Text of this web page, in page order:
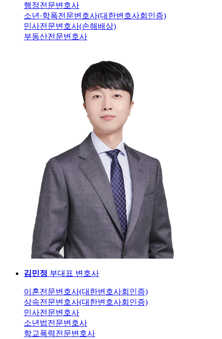
행정전문변호사
소년·학폭전문변호사(대한변호사회인증)
민사전문변호사(손해배상)
부동산전문변호사
김민정 부대표 변호사
이혼전문변호사(대한변호사회인증)
상속전문변호사(대한변호사회인증)
민사전문변호사
소년법전문변호사
학교폭력전문변호사